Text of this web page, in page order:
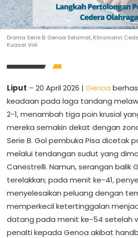
Drama Serie B: Genoa Selamat, Klinsmann
Kuasai Voli
Liput – 20 April 2026 | Genoa
keadaan pada laga tandang
2-1, menambah tiga poin krusial
mereka semakin dekat dengan
Serie B. Gol pembuka Pisa dicetak
melalui tendangan sudut yang
Canestrelli. Namun, serangan balik
terelakkan; pada menit ke-41,
menyelesaikan peluang dengan
memperkecil ketertinggalan
datang pada menit ke-54 setelah
penalti kepada Genoa akibat